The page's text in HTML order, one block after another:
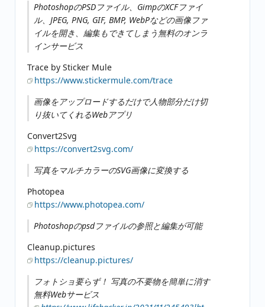
PhotoshopのPSDファイル、GimpのXCFファイ
ル、JPEG, PNG, GIF, BMP, WebPなどの画像ファ
イルを開き、編集もできてしまう無料のオンラ
インサービス
Trace by Sticker Mule
https://www.stickermule.com/trace
画像をアップロードするだけで人物部分だけ切
り抜いてくれるWebアプリ
Convert2Svg
https://convert2svg.com/
写真をマルチカラーのSVG画像に変換する
Photopea
https://www.photopea.com/
Photoshopのpsdファイルの参照と編集が可能
Cleanup.pictures
https://cleanup.pictures/
フォトショ要らず！ 写真の不要物を簡単に消す
無料Webサービス